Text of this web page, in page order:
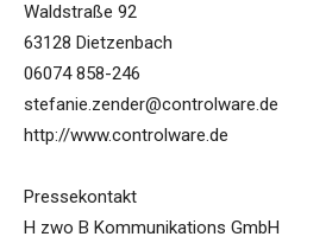
Waldstraße 92
63128 Dietzenbach
06074 858-246
stefanie.zender@controlware.de
http://www.controlware.de
Pressekontakt
H zwo B Kommunikations GmbH